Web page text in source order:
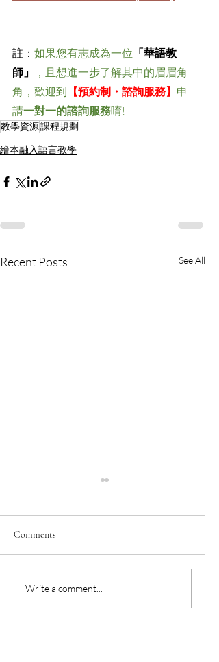
註： 如果您有志成為一位 「華語教
師」
，且想進一步了解其中的眉眉角
角，歡迎到 【預約制・諮詢服務】 申
請一對一的諮詢服務唷! ​
教學資源課程規劃
繪本融入語言教學
Recent Posts See All
繪本融入教學的成功
Comments
Write a comment...